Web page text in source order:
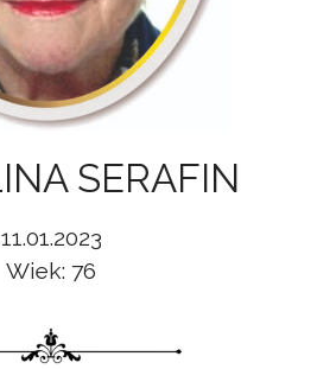
SERAFIN
11.01.2023
Wiek: 76